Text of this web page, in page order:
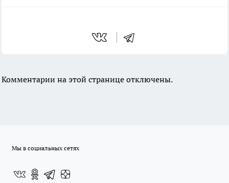
Комментарии на этой странице отключены.
Мы в социальных сетях